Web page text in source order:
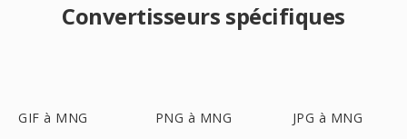
Convertisseurs spécifiques
GIF à MNG PNG à MNG JPG à MNG